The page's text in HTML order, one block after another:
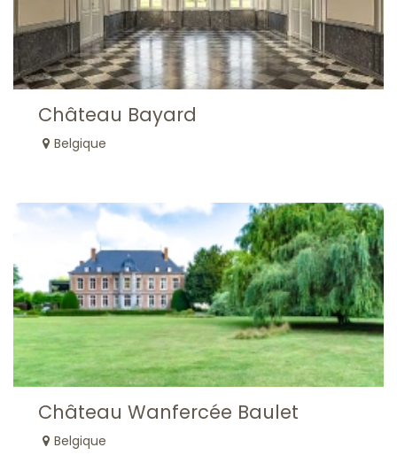
Château Bayard
Belgique
Château Wanfercée Baulet
Belgique